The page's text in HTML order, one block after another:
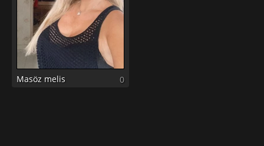
Masöz melis 0